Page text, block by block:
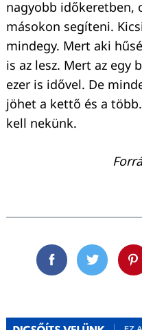
nagyobb időkeretben,
másokon segíteni.
mindegy. Mert aki
is az lesz. Mert az egy
ezer is idővel. De
jöhet a kettő és a
kell nekünk.
FacebookTwitter